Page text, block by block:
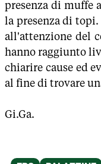
presenza di muffe
la presenza di
all'attenzione del
hanno raggiunto
chiarire cause ed
al fine di trovare
Gi.Ga.